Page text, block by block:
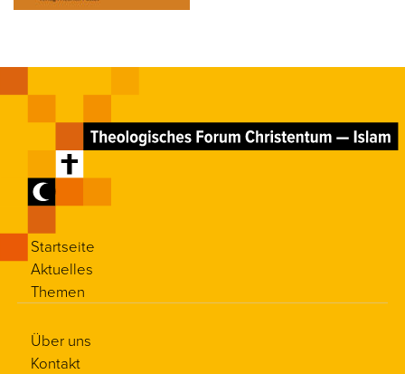
Startseite
Aktuelles
Themen
Über uns
Kontakt